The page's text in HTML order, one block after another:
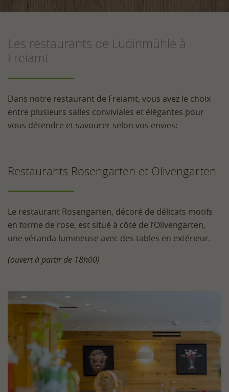
Les restaurants de Ludinmühle à
Freiamt
Dans notre restaurant de Freiamt, vous avez le choix
entre plusieurs salles conviviales et élégantes pour
vous détendre et savourer selon vos envies:
Restaurants Rosengarten et Olivengarten
Le restaurant Rosengarten, décoré de délicats motifs
en forme de rose, est situé à côté de l’Olivengarten,
une véranda lumineuse avec des tables en extérieur.
(ouvert à partir de 18h00)